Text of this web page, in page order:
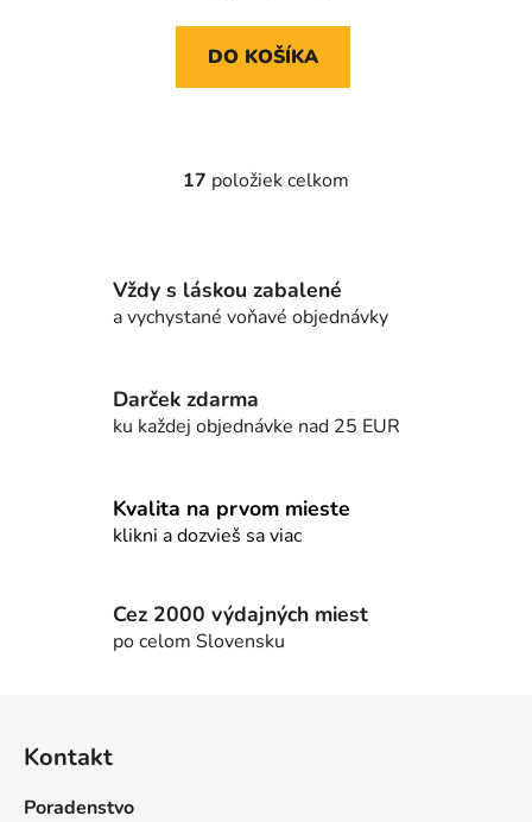
DO KOŠÍKA
O
d
a
p
k
y
p
i
17 položiek celkom
Vždy s láskou zabalené
a vychystané voňavé objednávky
Darček zdarma
ku každej objednávke nad 25 EUR
Kvalita na prvom mieste
klikni a dozvieš sa viac
Cez 2000 výdajných miest
po celom Slovensku
Kontakt
Poradenstvo